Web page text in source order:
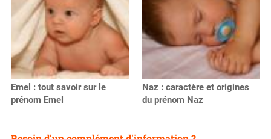
Emel : tout savoir sur le
prénom Emel
Naz : caractère et origines
du prénom Naz